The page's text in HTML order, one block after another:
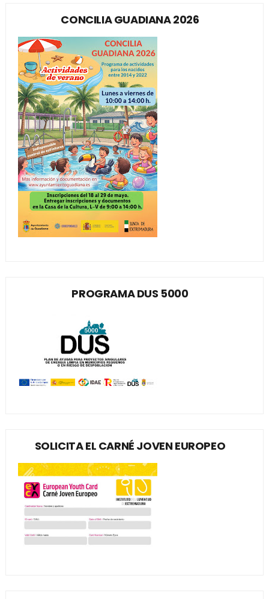
CONCILIA GUADIANA 2026
PROGRAMA DUS 5000
SOLICITA EL CARNÉ JOVEN EUROPEO